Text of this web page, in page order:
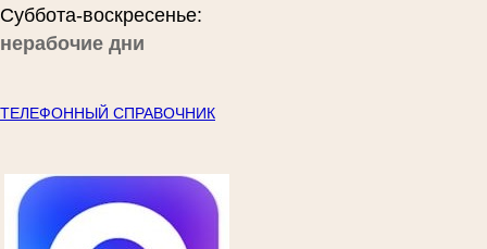
Суббота-воскресенье:
нерабочие дни
ТЕЛЕФОННЫЙ СПРАВОЧНИК